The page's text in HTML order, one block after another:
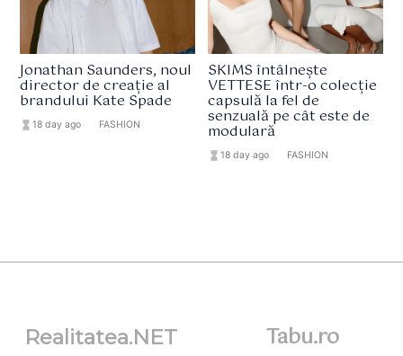
Jonathan Saunders, noul
director de creație al
brandului Kate Spade
hourglass_full18 day ago FASHION
SKIMS întâlnește
VETTESE într-o colecție
capsulă la fel de
senzuală pe cât este de
modulară
hourglass_full 18 day ago FASHION
Realitatea.NET Tabu.ro